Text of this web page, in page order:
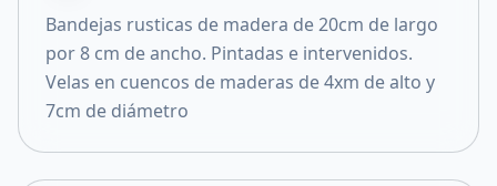
Bandejas rusticas de madera de 20cm de largo
por 8 cm de ancho. Pintadas e intervenidos.
Velas en cuencos de maderas de 4xm de alto y
7cm de diámetro